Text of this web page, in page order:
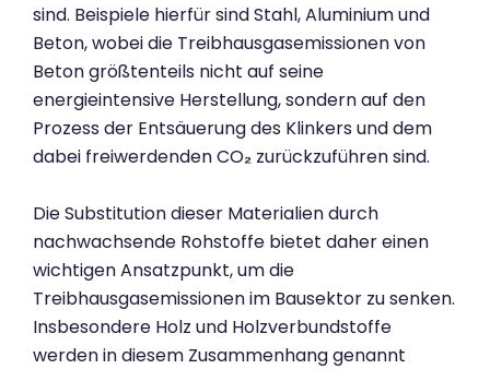
sind. Beispiele hierfür sind Stahl, Aluminium und
Beton, wobei die Treibhausgasemissionen von
Beton größtenteils nicht auf seine
energieintensive Herstellung, sondern auf den
Prozess der Entsäuerung des Klinkers und dem
dabei freiwerdenden CO₂ zurückzuführen sind.
Die Substitution dieser Materialien durch
nachwachsende Rohstoffe bietet daher einen
wichtigen Ansatzpunkt, um die
Treibhausgasemissionen im Bausektor zu senken.
Insbesondere Holz und Holzverbundstoffe
werden in diesem Zusammenhang genannt